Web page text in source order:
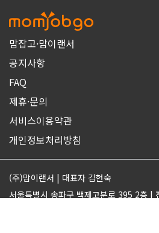
맘잡고·맘이랜서
공지사항
FAQ
제휴·문의
서비스이용약관
개인정보처리방침
(주)맘이랜서 | 대표자 김현숙
서울특별시 송파구 백제고분로 395 2층